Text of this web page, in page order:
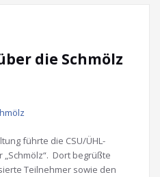
die Schmölz
führte die CSU/ÜHL-
Dort begrüßte
Teilnehmer sowie den